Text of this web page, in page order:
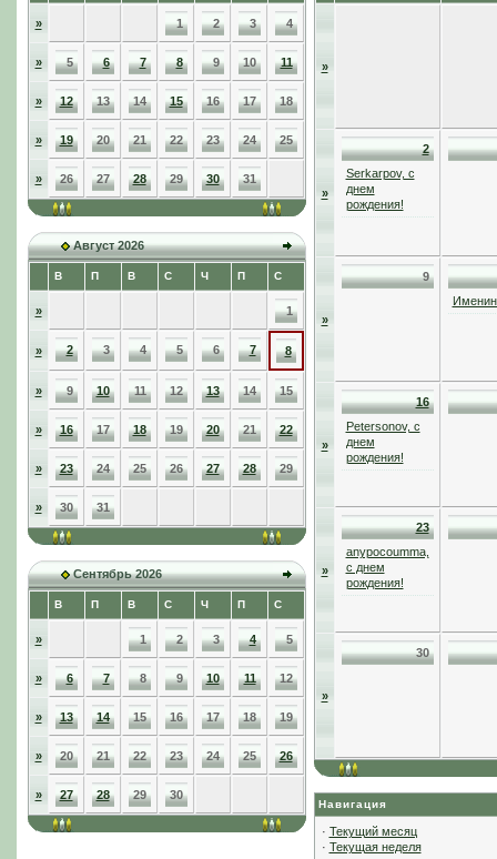
» 1 2 3 4
» 5 6 7 8 9 10 11
» 12 13 14 15 16 17 18
» 19 20 21 22 23 24 25
» 26 27 28 29 30 31
Август 2026
В П В С Ч П С
» 1
» 2 3 4 5 6 7 8
» 9 10 11 12 13 14 15
» 16 17 18 19 20 21 22
» 23 24 25 26 27 28 29
» 30 31
Сентябрь 2026
В П В С Ч П С
» 1 2 3 4 5
» 6 7 8 9 10 11 12
» 13 14 15 16 17 18 19
» 20 21 22 23 24 25 26
» 27 28 29 30
»
»
2
Serkarpov, с
днем
рождения!
»
9
»
16
Petersonov, с
днем
рождения!
»
23
anypocoumma,
с днем
рождения!
»
30
Навигация
· Текущий месяц
· Текущая неделя